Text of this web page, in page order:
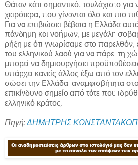
Θάταν κάτι σημαντικό, τουλάχιστο
χειρότερα, που γίνονται όλο και πιο
Για να επιβιώσει βέβαια η Ελλάδα
πάνδημη και νοήμων, με μεγάλη
ρήξη με ότι γνωρίσαμε στο
του ελληνικού λαού για να πάρει τη
μπορεί να δημιουργήσει
υπάρχει κανείς άλλος έξω από τον
σώσει την Ελλάδα, αναμφισβήτητα στο
επικίνδυνο σημείο από τότε που
ελληνικό κράτος.
Πηγή:ΔΗΜΗΤΡΗΣ